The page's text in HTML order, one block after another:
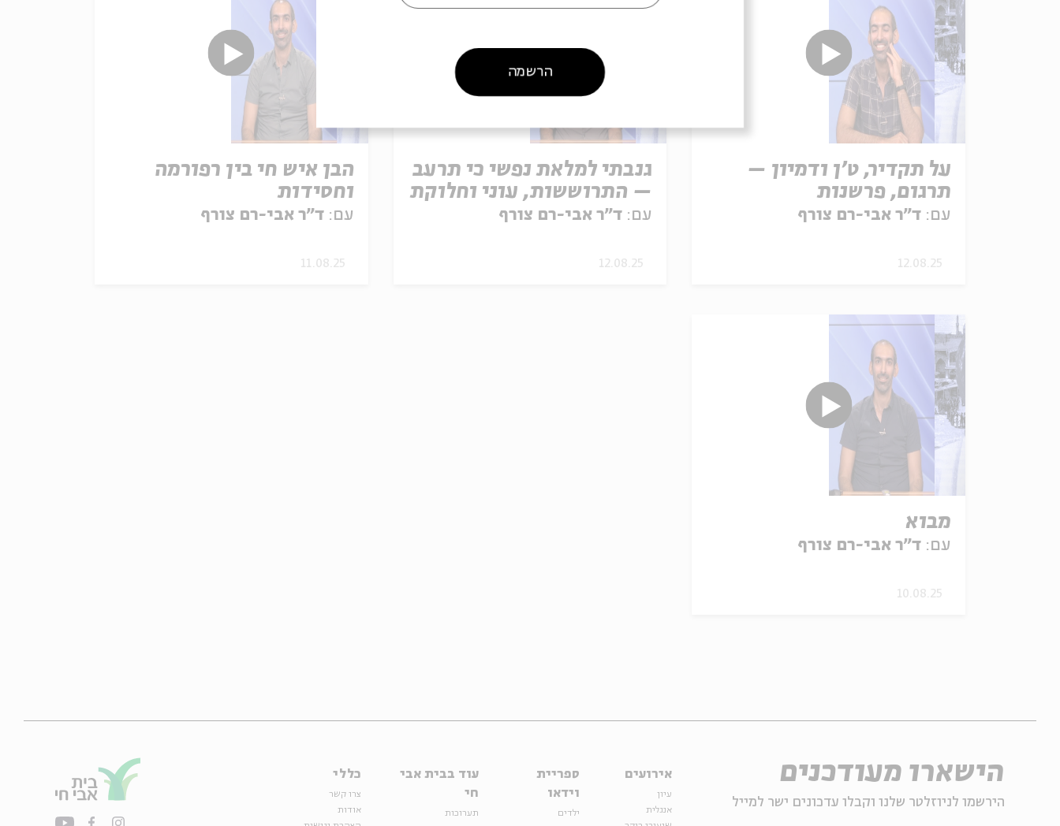
על תקדיר, ט'ן ודמיון –
תרגום, פרשנות
ורב-לשוניות אצל הרי"ח
עם: ד"ר אבי-רם צורף
12.08.25
גנבתי למלאת נפשי כי תרעב
– התרוששות, עוני וחלוקת
הון
עם: ד"ר אבי-רם צורף
12.08.25
הבן איש חי בין רפורמה
וחסידות
עם: ד"ר אבי-רם צורף
11.08.25
מבוא
עם: ד"ר אבי-רם צורף
10.08.25
הישארו מעודכנים
הירשמו לניוזלטר שלנו וקבלו עדכונים ישר למייל
אירועים
עיון
אנגלית
ספריית
וידאו
ילדים
עוד בבית אבי
חי
תערוכות
כללי
צרו קשר
אודות
הרשמה